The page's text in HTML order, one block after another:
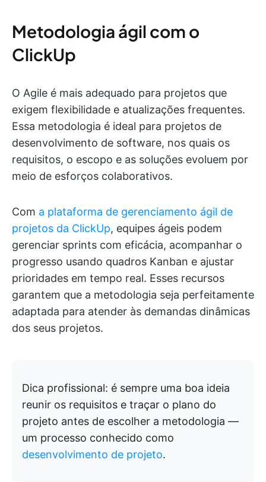
Metodologia ágil com o
ClickUp
O Agile é mais adequado para projetos que
exigem flexibilidade e atualizações frequentes.
Essa metodologia é ideal para projetos de
desenvolvimento de software, nos quais os
requisitos, o escopo e as soluções evoluem por
meio de esforços colaborativos.
Com a plataforma de gerenciamento ágil de
projetos da ClickUp, equipes ágeis podem
gerenciar sprints com eficácia, acompanhar o
progresso usando quadros Kanban e ajustar
prioridades em tempo real. Esses recursos
garantem que a metodologia seja perfeitamente
adaptada para atender às demandas dinâmicas
dos seus projetos.
Dica profissional: é sempre uma boa ideia
reunir os requisitos e traçar o plano do
projeto antes de escolher a metodologia —
um processo conhecido como
desenvolvimento de projeto.